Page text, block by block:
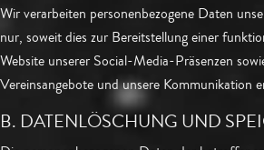
Wir verarbeiten personenbezogene Daten
nur, soweit dies zur Bereitstellung einer
Website unserer Social-Media-Präsenzen
Vereinsangebote und unsere Kommunikation
B. DATENLÖSCHUNG UND